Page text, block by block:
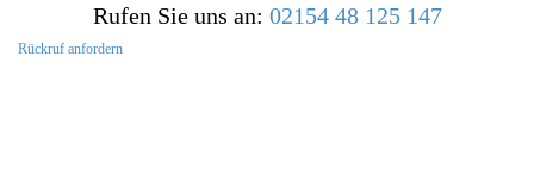
Rufen Sie uns an: 02154 48 125 147
Rückruf anfordern